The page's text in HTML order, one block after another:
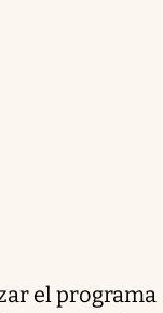
el programa